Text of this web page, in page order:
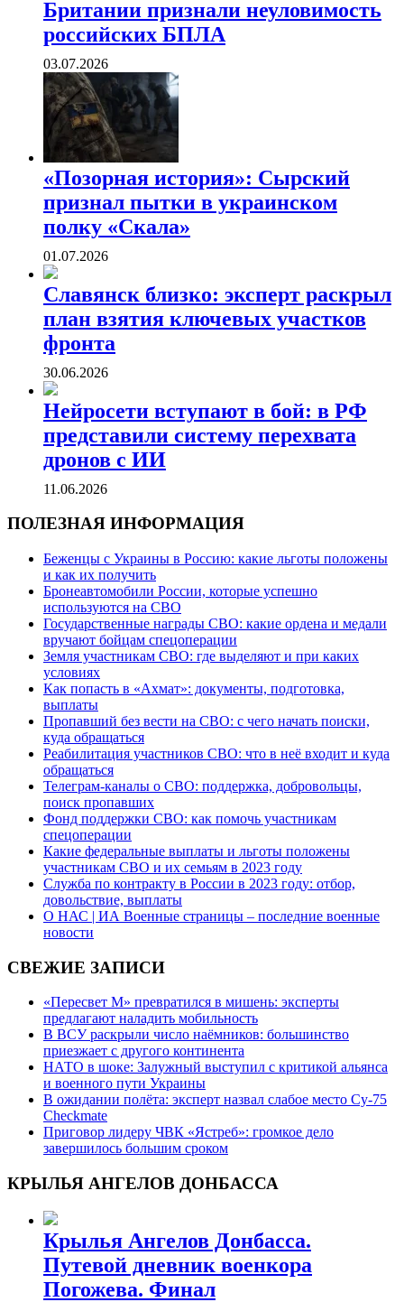
Британии признали неуловимость
российских БПЛА
03.07.2026
«Позорная история»: Сырский
признал пытки в украинском
полку «Скала»
01.07.2026
Славянск близко: эксперт раскрыл
план взятия ключевых участков
фронта
30.06.2026
Нейросети вступают в бой: в РФ
представили систему перехвата
дронов с ИИ
11.06.2026
ПОЛЕЗНАЯ ИНФОРМАЦИЯ
Беженцы с Украины в Россию: какие льготы положены
и как их получить
Бронеавтомобили России, которые успешно
используются на СВО
Государственные награды СВО: какие ордена и медали
вручают бойцам спецоперации
Земля участникам СВО: где выделяют и при каких
условиях
Как попасть в «Ахмат»: документы, подготовка,
выплаты
Пропавший без вести на СВО: с чего начать поиски,
куда обращаться
Реабилитация участников СВО: что в неё входит и куда
обращаться
Телеграм-каналы о СВО: поддержка, добровольцы,
поиск пропавших
Фонд поддержки СВО: как помочь участникам
спецоперации
Какие федеральные выплаты и льготы положены
участникам СВО и их семьям в 2023 году
Служба по контракту в России в 2023 году: отбор,
довольствие, выплаты
О НАС | ИА Военные страницы – последние военные
новости
СВЕЖИЕ ЗАПИСИ
«Пересвет М» превратился в мишень: эксперты
предлагают наладить мобильность
В ВСУ раскрыли число наёмников: большинство
приезжает с другого континента
НАТО в шоке: Залужный выступил с критикой альянса
и военного пути Украины
В ожидании полёта: эксперт назвал слабое место Су-75
Checkmate
Приговор лидеру ЧВК «Ястреб»: громкое дело
завершилось большим сроком
КРЫЛЬЯ АНГЕЛОВ ДОНБАССА
Крылья Ангелов Донбасса.
Путевой дневник военкора
Погожева. Финал